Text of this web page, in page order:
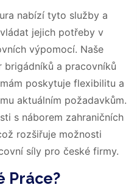
nabízí tyto služby a
jejich potřeby v
výpomocí. Naše
a pracovníků
poskytuje flexibilitu a
aktuálním požadavkům.
s náborem zahraničních
rozšiřuje možnosti
síly pro české firmy.
Práce?